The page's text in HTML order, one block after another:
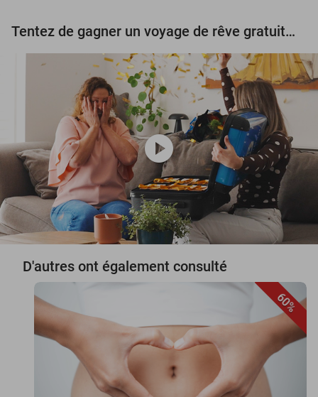
Tentez de gagner un voyage de rêve gratuit d'une valeur de 3.000 € !
play_circle
D'autres ont également consulté
60%